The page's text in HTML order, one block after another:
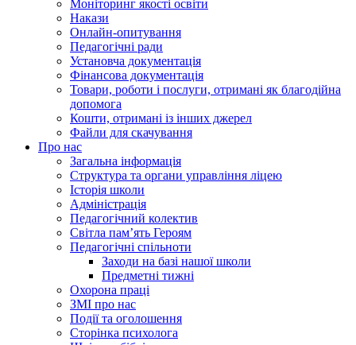
Моніторинг якості освіти
Накази
Онлайн-опитування
Педагогічні ради
Установча документація
Фінансова документація
Товари, роботи і послуги, отримані як благодійна
допомога
Кошти, отримані із інших джерел
Файли для скачування
Про нас
Загальна інформація
Структура та органи управління ліцею
Історія школи
Адміністрація
Педагогічний колектив
Світла пам’ять Героям
Педагогічні спільноти
Заходи на базі нашої школи
Предметні тижні
Охорона праці
ЗМІ про нас
Події та оголошення
Сторінка психолога